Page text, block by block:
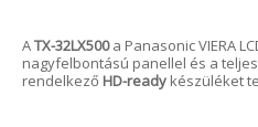
ATX-32LX500a Panasonic VIERA
nagyfelbontású panellel és a
rendelkező HD-ready készüléket